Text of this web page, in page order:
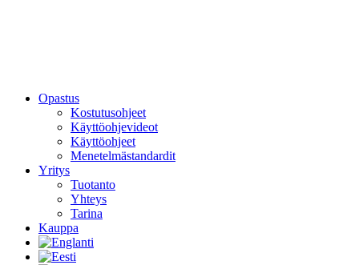
Opastus
Kostutusohjeet
Käyttöohjevideot
Käyttöohjeet
Menetelmästandardit
Yritys
Tuotanto
Yhteys
Tarina
Kauppa